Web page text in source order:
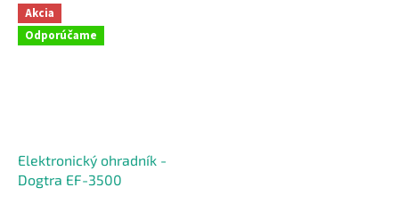
Akcia
Odporúčame
Elektronický ohradník -
Dogtra EF-3500